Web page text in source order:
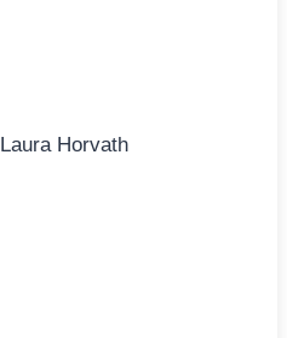
Laura Horvath